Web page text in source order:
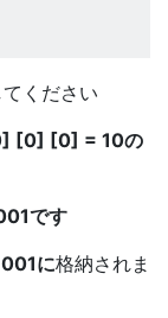
[0] [0] = 10の
です
に格納されま